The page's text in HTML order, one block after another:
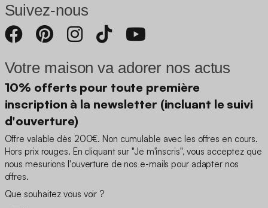
Suivez-nous
Votre maison va adorer nos actus
10% offerts pour toute première
inscription à la newsletter (incluant le suivi
d'ouverture)
Offre valable dès 200€. Non cumulable avec les offres en cours.
Hors prix rouges. En cliquant sur "Je m'inscris", vous acceptez que
nous mesurions l'ouverture de nos e-mails pour adapter nos
offres.
Que souhaitez vous voir ?